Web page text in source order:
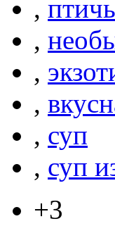
,
,
,
,
, суп
, суп
+3